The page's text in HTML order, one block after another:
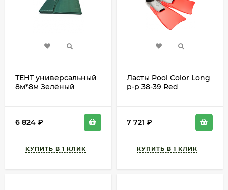
ТЕНТ универсальный
8м*8м Зелёный
6 824 ₽
Ласты Pool Color Long
р-р 38-39 Red
7 721 ₽